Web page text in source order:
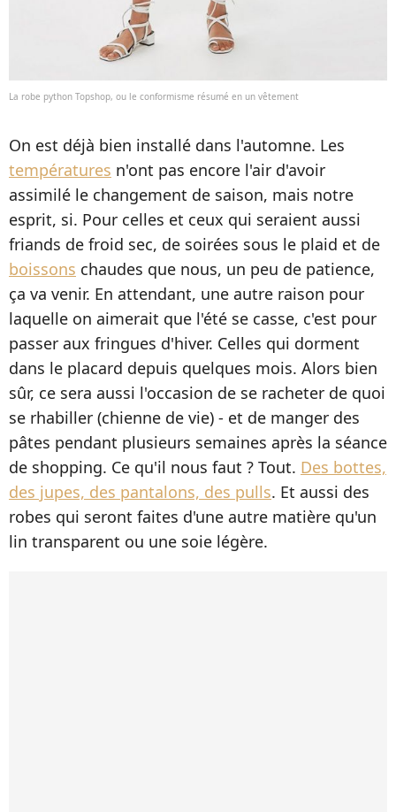
La robe python Topshop, ou le conformisme résumé en un vêtement
On est déjà bien installé dans l'automne. Les
températures n'ont pas encore l'air d'avoir
assimilé le changement de saison, mais notre
esprit, si. Pour celles et ceux qui seraient aussi
friands de froid sec, de soirées sous le plaid et de
boissons chaudes que nous, un peu de patience,
ça va venir. En attendant, une autre raison pour
laquelle on aimerait que l'été se casse, c'est pour
passer aux fringues d'hiver. Celles qui dorment
dans le placard depuis quelques mois. Alors bien
sûr, ce sera aussi l'occasion de se racheter de quoi
se rhabiller (chienne de vie) - et de manger des
pâtes pendant plusieurs semaines après la séance
de shopping. Ce qu'il nous faut ? Tout. Des bottes,
des jupes, des pantalons, des pulls. Et aussi des
robes qui seront faites d'une autre matière qu'un
lin transparent ou une soie légère.